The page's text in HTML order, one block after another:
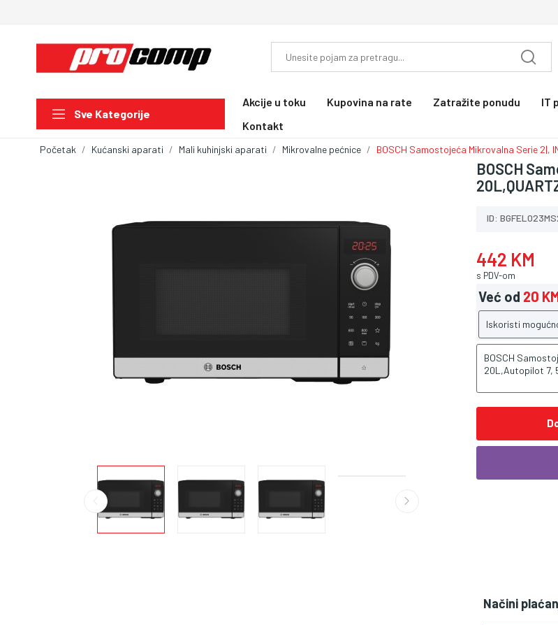
Sve Kategorije
Akcije u toku Kupovina na rate Zatražite ponudu IT
Kontakt
Početak Kućanski aparati Mali kuhinjski aparati Mikrovalne pećnice BOSCH Samostojeća Mikrovalna Serie 2|,
BOSCH
ID:
442 KM
s PDV-om
Već od 20
Iskoristi
BOSCH
20L,Autopilot 7,
Načini